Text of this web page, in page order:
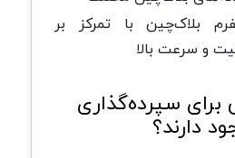
بلاک‌چین با تمرکز بر
و سرعت بالا
برای سپرده‌گذاری
دارند؟